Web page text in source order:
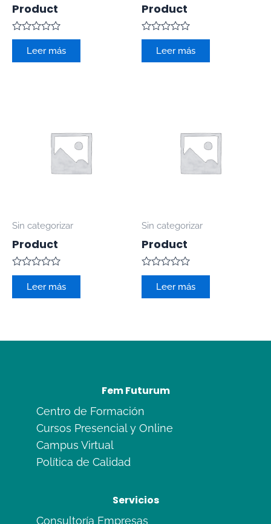
Product
Valorado
Leer más
Product
Valorado
Leer más
Sin categorizar
Product
Valorado
Leer más
Sin categorizar
Product
Valorado
Leer más
Fem Futurum
Centro de Formación
Cursos Presencial y Online
Campus Virtual
Política de Calidad
Servicios
Consultoría Empresas